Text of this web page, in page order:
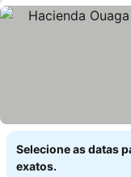
Selecione as datas
exatos.